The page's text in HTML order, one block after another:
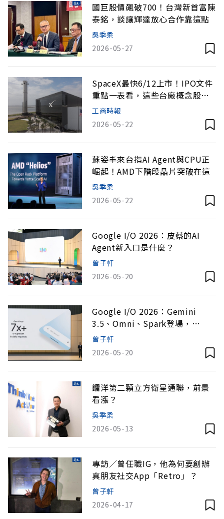
國巨股價飆破700！台灣新首富陳
泰銘，談讓輝達放心合作靠這點
吳季柔
2026-05-27
SpaceX最快6/12上市！IPO文件
重點一表看，這些台廠概念股待
升空
工商時報
2026-05-22
蘇姿丰來台指AI Agent與CPU正
崛起！AMD下階段晶片突破在這
吳季柔
2026-05-22
Google I/O 2026：皮蔡的AI
Agent新入口是什麼？
曾子軒
2026-05-20
Google I/O 2026：Gemini
3.5、Omni、Spark登場，
Google把AI代理帶進搜尋、購物
與日常工作
曾子軒
2026-05-20
鐳洋第二顆立方衛星通聯，前景
看漲？
吳季柔
2026-05-13
專訪／曾任職IG，他為何要創辦
真朋友社交App「Retro」？
曾子軒
2026-04-17